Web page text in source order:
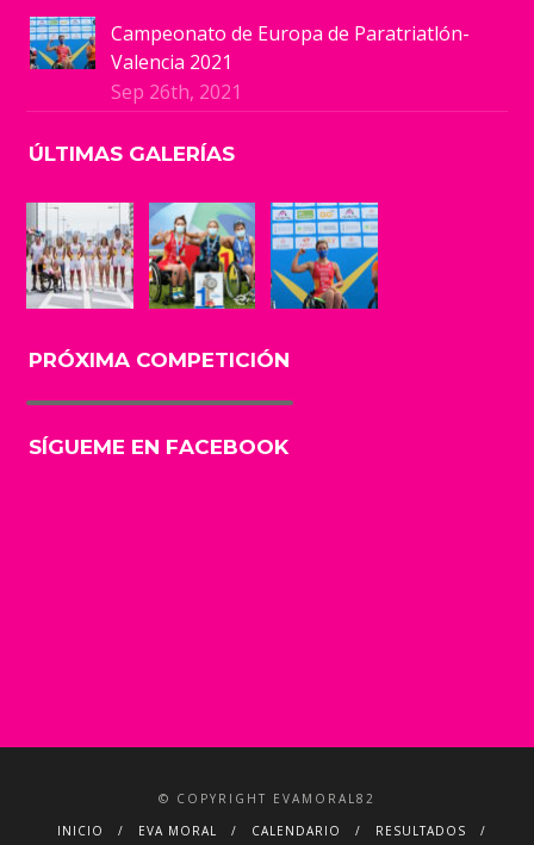
Campeonato de Europa de Paratriatlón-
Valencia 2021
Sep 26th, 2021
ÚLTIMAS GALERÍAS
PRÓXIMA COMPETICIÓN
SÍGUEME EN FACEBOOK
© COPYRIGHT EVAMORAL82
INICIO
EVA MORAL CALENDARIO
RESULTADOS